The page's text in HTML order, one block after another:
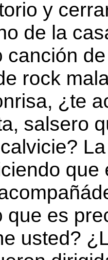
y
de la
canción
rock
¿te
salsero
que es
usted?